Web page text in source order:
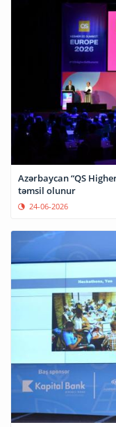
Azərbaycan “QS
təmsil olunur
24-06-2026